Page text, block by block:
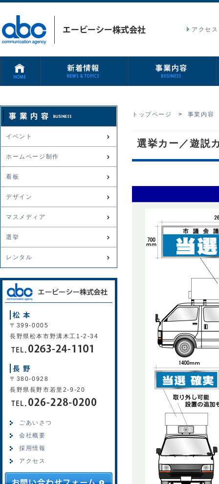
アクセス
イベント
ホームページ制作
看板
デザイン
マスメディア
選挙
レンタル
〒399-0005
長野県松本市野溝木工1-2-34
〒380-0928
長野県長野市若里2-9-20
ごあいさつ
会社概要
採用情報
アクセス
トップページ > 事業内容
選挙カー／遊説